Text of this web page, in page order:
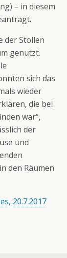
– in diesem
der Stollen
genutzt.
sich das
wieder
die bei
war“,
der
und
den Räumen
20.7.2017